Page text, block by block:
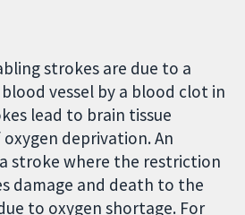
strokes are due to a
vessel by a blood clot in
lead to brain tissue
deprivation. An
stroke where the restriction
damage and death to the
to oxygen shortage. For